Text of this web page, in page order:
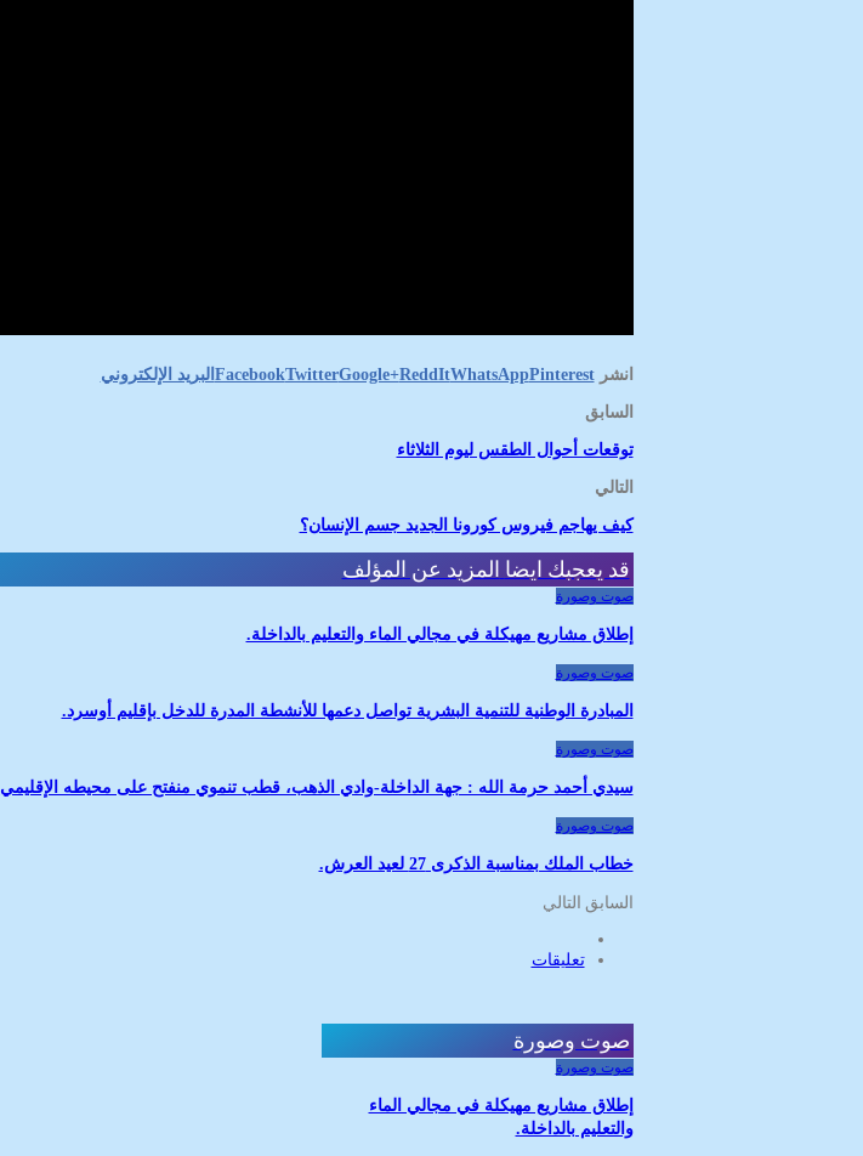
انشر FacebookTwitterGoogle+ReddItWhatsAppPinterest البريد الإلكتروني
السابق
توقعات أحوال الطقس ليوم الثلاثاء
التالي
كيف يهاجم فيروس كورونا الجديد جسم الإنسان؟
قد يعجبك ايضا المزيد عن المؤلف
صوت وصورة
إطلاق مشاريع مهيكلة في مجالي الماء والتعليم بالداخلة.
صوت وصورة
المبادرة الوطنية للتنمية البشرية تواصل دعمها للأنشطة المدرة للدخل بإقليم أوسرد.
صوت وصورة
سيدي أحمد حرمة الله : جهة الداخلة-وادي الذهب، قطب تنموي منفتح على محيطه الإقليمي
صوت وصورة
خطاب الملك بمناسبة الذكرى 27 لعيد العرش.
السابق التالي
تعليقات
صوت وصورة
صوت وصورة
إطلاق مشاريع مهيكلة في مجالي الماء
والتعليم بالداخلة.